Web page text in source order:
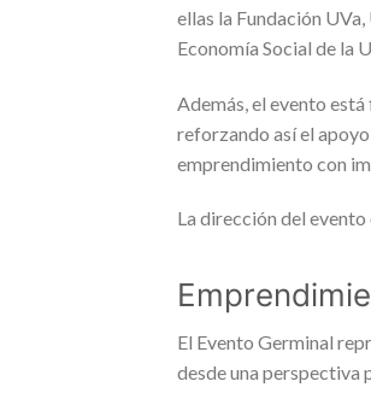
ellas la Fundación
Economía Social de la
Además, el evento
reforzando así el
emprendimiento con
La dirección del
El Evento Germinal
desde una